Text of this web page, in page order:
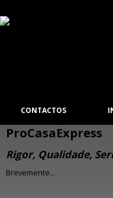
CONTACTOS
ProCasaExpress
Rigor, Qualidade,
Brevemente...